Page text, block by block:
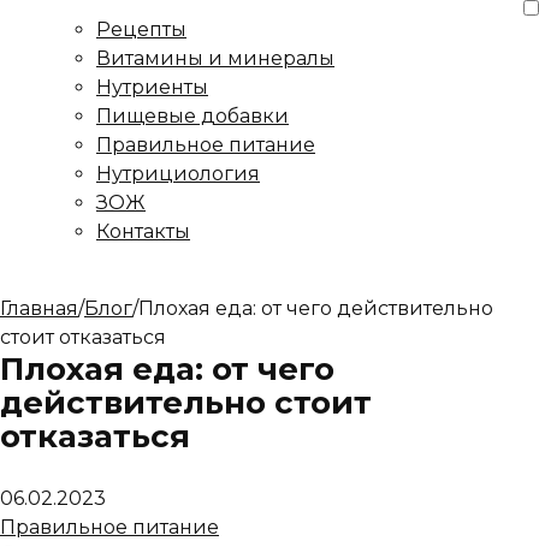
Рецепты
Витамины и минералы
Нутриенты
Пищевые добавки
Правильное питание
Нутрициология
ЗОЖ
Контакты
Главная/Блог/Плохая еда: от чего действительно
стоит отказаться
Плохая еда: от чего
действительно стоит
отказаться
06.02.2023
Правильное питание